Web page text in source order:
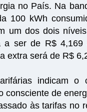
no País. Na
100 kWh
um dos dois
a ser de R$
extra será de R$
indicam o
consciente de
às tarifas no